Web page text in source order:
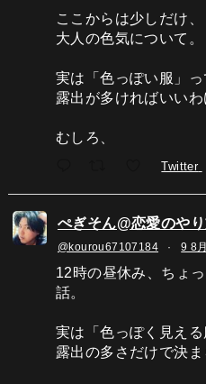
ここからは少しだけ、
大人の色気について。
実は「色っぽい服」っ
露出が多ければいいわ
むしろ、
Twitter
ぺぎそん@恋愛のや
@kourou67107184 · 9 8月
12時の昼休み、ちょ
話。
実は「色っぽく見える
露出の多さだけで決ま